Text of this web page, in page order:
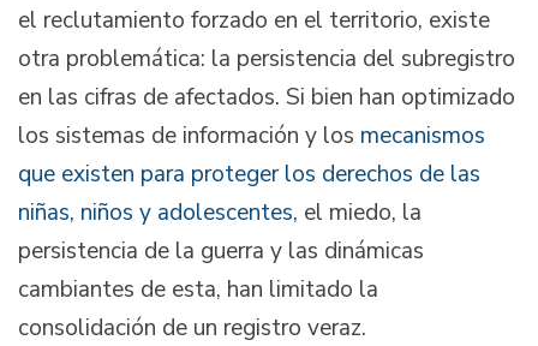
el reclutamiento forzado en el territorio, existe
otra problemática: la persistencia del subregistro
en las cifras de afectados. Si bien han optimizado
los sistemas de información y los mecanismos
que existen para proteger los derechos de las
niñas, niños y adolescentes, el miedo, la
persistencia de la guerra y las dinámicas
cambiantes de esta, han limitado la
consolidación de un registro veraz.